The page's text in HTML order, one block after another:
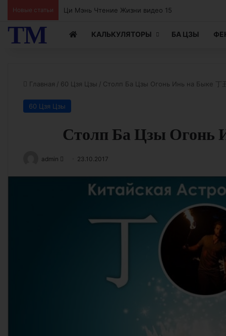
Новые статьи
Ци Мэнь Чтение Жизни видео 15
ТМ КАЛЬКУЛЯТОРЫ БА ЦЗЫ
Главная / 60 Цзя Цзы / Столп Ба Цзы Огонь Инь на Быке 丁
60 Цзя Цзы
Столп Ба Цзы Огонь
admin 23.10.2017